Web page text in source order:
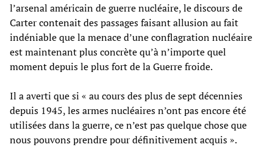
l’arsenal américain de guerre nucléaire, le discours de
Carter contenait des passages faisant allusion au fait
indéniable que la menace d’une conflagration nucléaire
est maintenant plus concrète qu’à n’importe quel
moment depuis le plus fort de la Guerre froide.
Il a averti que si « au cours des plus de sept décennies
depuis 1945, les armes nucléaires n’ont pas encore été
utilisées dans la guerre, ce n’est pas quelque chose que
nous pouvons prendre pour définitivement acquis ».